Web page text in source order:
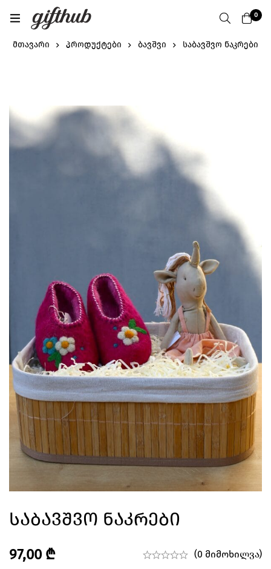
0
მთავარი პროდუქტები ბავშვი საბავშვო ნაკრები
Საბავშვო Ნაკრები
97,00 ₾ (0 მიმოხილვა)